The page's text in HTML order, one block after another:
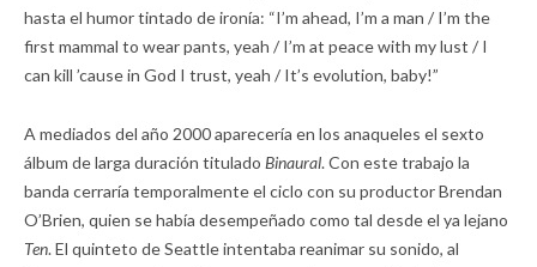
hasta el humor tintado de ironía: “I’m ahead, I’m a man / I’m the
first mammal to wear pants, yeah / I’m at peace with my lust / I
can kill ’cause in God I trust, yeah / It’s evolution, baby!”
A mediados del año 2000 aparecería en los anaqueles el sexto
álbum de larga duración titulado Binaural. Con este trabajo la
banda cerraría temporalmente el ciclo con su productor Brendan
O’Brien, quien se había desempeñado como tal desde el ya lejano
Ten. El quinteto de Seattle intentaba reanimar su sonido, al